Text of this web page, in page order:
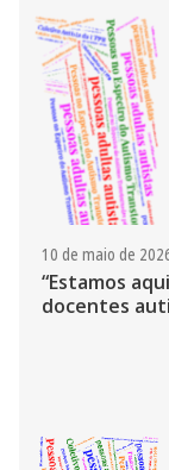
10 de maio de
“Estamos
docentes